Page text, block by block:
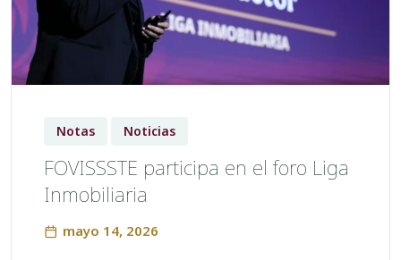
Notas Noticias
FOVISSSTE participa en el foro Liga
Inmobiliaria
mayo 14, 2026